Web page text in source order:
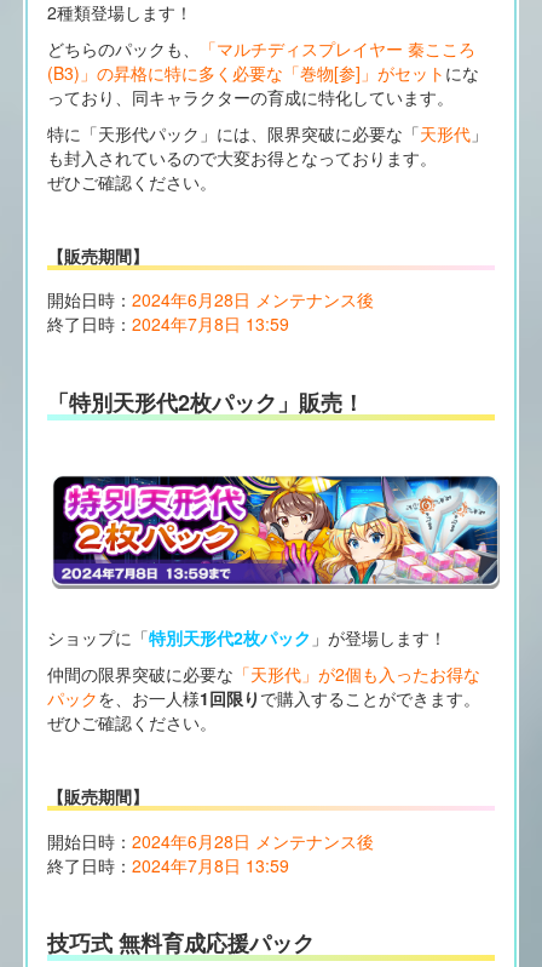
2種類登場します！
どちらのパックも、
「マルチディスプレイヤー 秦こころ
(B3)」の昇格に特に多く必要な「巻物[参]」がセット にな
っており、同キャラクターの育成に特化しています。
特に「天形代パック」には、限界突破に必要な「天形代」
も封入されているので大変お得となっております。
ぜひご確認ください。
【販売期間】
開始日時： 2024年6月28日 メンテナンス後
終了日時： 2024年7月8日 13:59
「特別天形代2枚パック」販売！
ショップに「特別天形代2枚パック 」が登場します！
仲間の限界突破に必要な 「天形代」が2個も入ったお得な
パックを、お一人様1回限り で購入することができます。
ぜひご確認ください。
【販売期間】
開始日時： 2024年6月28日 メンテナンス後
終了日時： 2024年7月8日 13:59
技巧式 無料育成応援パック